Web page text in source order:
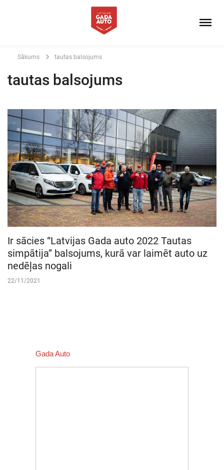
Sākums tautas balsojums
tautas balsojums
Ir sācies “Latvijas Gada auto 2022 Tautas
simpātija” balsojums, kurā var laimēt auto uz
nedēļas nogali
22/11/2021
Gada Auto